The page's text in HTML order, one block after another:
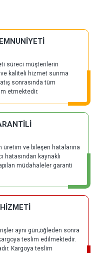
süreci müşterilerin
ve kaliteli hizmet sunma
sonrasında tüm
etmektedir.
üretim ve bileşen hatalarına
hatasından kaynaklı
müdahaleler garanti
aynı gün;öğleden sonra
teslim edilmektedir.
Kargoya teslim